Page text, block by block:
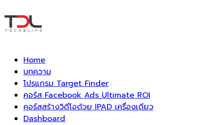
Home
บทความ
โปรแกรม Target Finder
คอร์ส Facebook Ads Ultimate ROI
คอร์สสร้างวิดีโอด้วย IPAD เครื่องเดียว
Dashboard